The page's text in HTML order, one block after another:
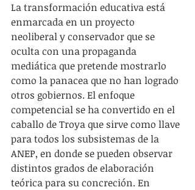
La transformación educativa está
enmarcada en un proyecto
neoliberal y conservador que se
oculta con una propaganda
mediática que pretende mostrarlo
como la panacea que no han logrado
otros gobiernos. El enfoque
competencial se ha convertido en el
caballo de Troya que sirve como llave
para todos los subsistemas de la
ANEP, en donde se pueden observar
distintos grados de elaboración
teórica para su concreción. En